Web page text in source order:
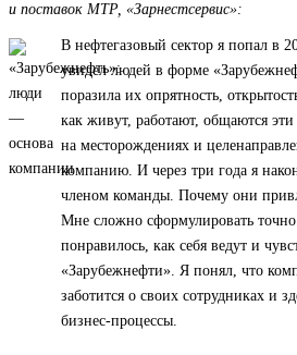
и поставок МТР, «Зарнестсервис»:
В нефтегазовый сектор я попал в
увидел людей в форме
поразила их опрятность,
как живут, работают, общаются
на месторождениях и
компанию. И через три года я
членом команды. Почему они
Мне сложно сформулировать
понравилось, как себя ведут и
«Зарубежнефти». Я понял, что
заботится о своих сотрудниках и
бизнес-процессы.